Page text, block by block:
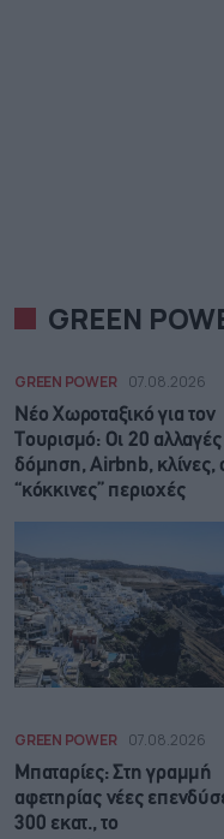
GREEN
GREEN POWER 07.08.2026
Νέο Χωροταξικό για τον
Τουρισμό: Οι 20
δόμηση, Airbnb, κλίνες,
“κόκκινες” περιοχές
GREEN POWER 07.08.2026
Μπαταρίες: Στη γραμμή
αφετηρίας νέες
300 εκατ., το